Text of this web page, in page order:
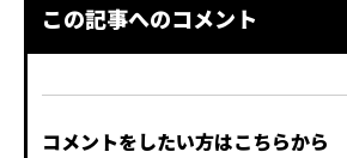
この記事へのコメント
コメントをしたい方はこちらから